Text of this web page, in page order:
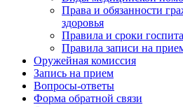
Права и обязанности
здоровья
Правила и сроки
Правила записи на
Оружейная комиссия
Запись на прием
Вопросы-ответы
Форма обратной связи